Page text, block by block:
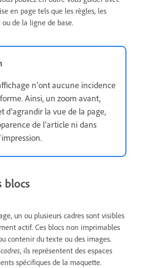
en page tels que les règles, les
de la ligne de base.
n’ont aucune incidence
Ainsi, un zoom avant,
d’agrandir la vue de la page,
de l’article ni dans
blocs
un ou plusieurs cadres sont visibles
actif. Ces blocs non imprimables
contenir du texte ou des images.
cadres, ils représentent des espaces
spécifiques de la maquette.